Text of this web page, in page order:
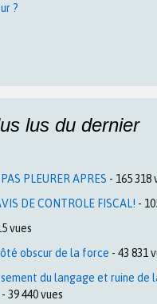
?
lus du dernier
PLEURER APRES - 165 318
DE CONTROLE FISCAL! -
vues
obscur de la force - 43 831
du langage et ruine de
- 39 440 vues